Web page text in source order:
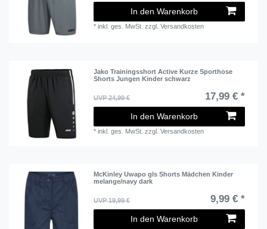
In den Warenkorb
*inkl. ges. MwSt. zzgl.Versandkosten
Jako Trainingsshort Active Kurze Sporthose
Shorts Jungen Kinder schwarz
UVP 24,99 € 17,99 € *
In den Warenkorb
*inkl. ges. MwSt. zzgl.Versandkosten
McKinley Uwapo gls Shorts Mädchen Kinder
melange/navy dark
UVP 19,99 € 9,99 € *
In den Warenkorb